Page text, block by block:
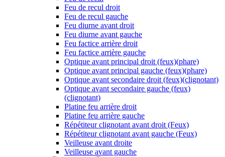
Feu de recul droit
Feu de recul gauche
Feu diurne avant droit
Feu diurne avant gauche
Feu factice arrière droit
Feu factice arrière gauche
Optique avant principal droit (feux)(phare)
Optique avant principal gauche (feux)(phare)
Optique avant secondaire droit (feux)(clignotant)
Optique avant secondaire gauche (feux)
(clignotant)
Platine feu arrière droit
Platine feu arrière gauche
Répétiteur clignotant avant droit (Feux)
Répétiteur clignotant avant gauche (Feux)
Veilleuse avant droite
Veilleuse avant gauche